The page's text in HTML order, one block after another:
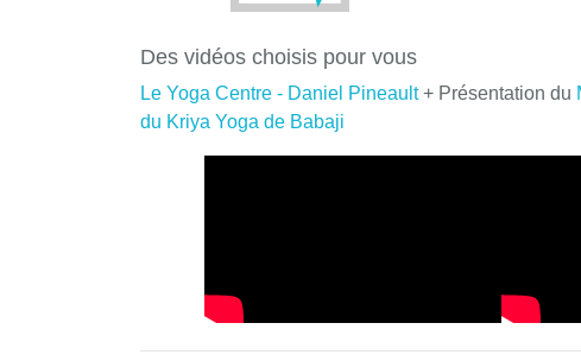
Des vidéos choisis pour vous
Le Yoga Centre - Daniel Pineault+ Présentation du
du Kriya Yoga de Babaji